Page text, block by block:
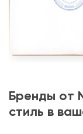
Бренды от
стиль в